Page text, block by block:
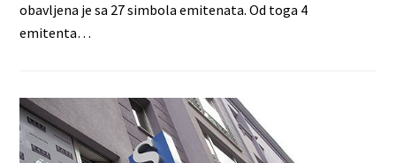
obavljena je sa 27 simbola emitenata. Od toga 4
emitenta…